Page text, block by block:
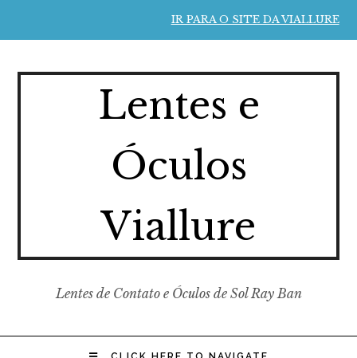
IR PARA O SITE DA VIALLURE
Lentes e
Óculos
Viallure
Lentes de Contato e Óculos de Sol Ray Ban